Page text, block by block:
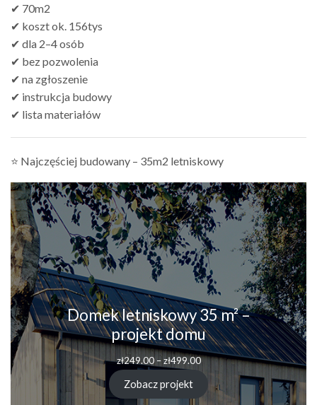
✔ 70m2
✔ koszt ok. 156tys
✔ dla 2–4 osób
✔ bez pozwolenia
✔ na zgłoszenie
✔ instrukcja budowy
✔ lista materiałów
⭐ Najczęściej budowany – 35m2 letniskowy
Domek letniskowy 35 m² –
projekt domu
zł249.00 – zł499.00
Zobacz projekt